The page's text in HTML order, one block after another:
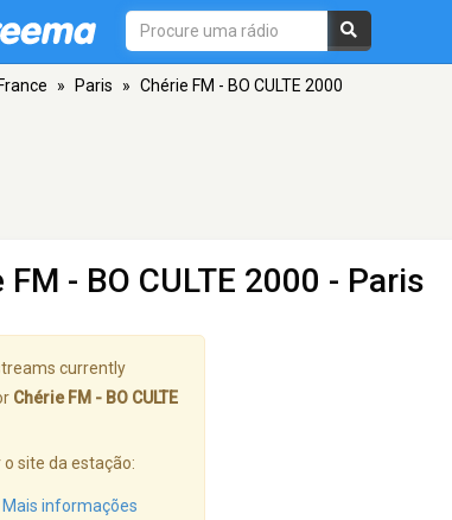
» Paris » Chérie FM - BO CULTE 2000
FM - BO CULTE 2000 - Paris
currently
Chérie FM - BO CULTE
site da estação:
Mais informações